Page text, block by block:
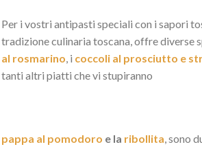
Per i vostri antipasti speciali con i sapori
tradizione culinaria toscana, offre diverse
al rosmarino, i coccoli al prosciutto e
tanti altri piatti che vi stupiranno
pappa al pomodoro e la ribollita , sono